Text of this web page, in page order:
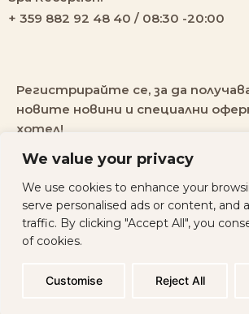
We value your privacy
We use cookies to enhance your
serve personalised ads or content, and
traffic. By clicking "Accept All", you
of cookies.
Customise Reject All
+ 359 882 92 48 40 / 08:30 -20:00
Регистрирайте се, за да
новите новини и специални
хотел!
All rights